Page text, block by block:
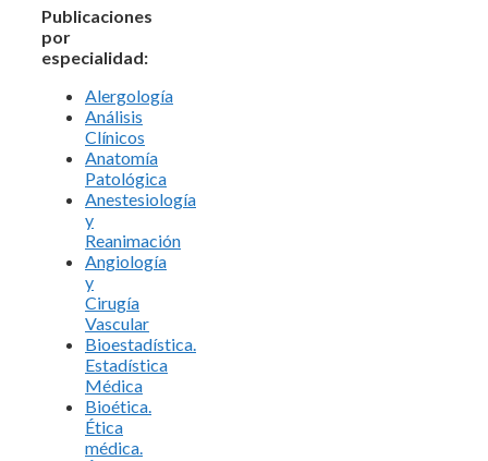
Publicaciones
por
especialidad:
Alergología
Análisis
Clínicos
Anatomía
Patológica
Anestesiología
y
Reanimación
Angiología
y
Cirugía
Vascular
Bioestadística.
Estadística
Médica
Bioética.
Ética
médica.